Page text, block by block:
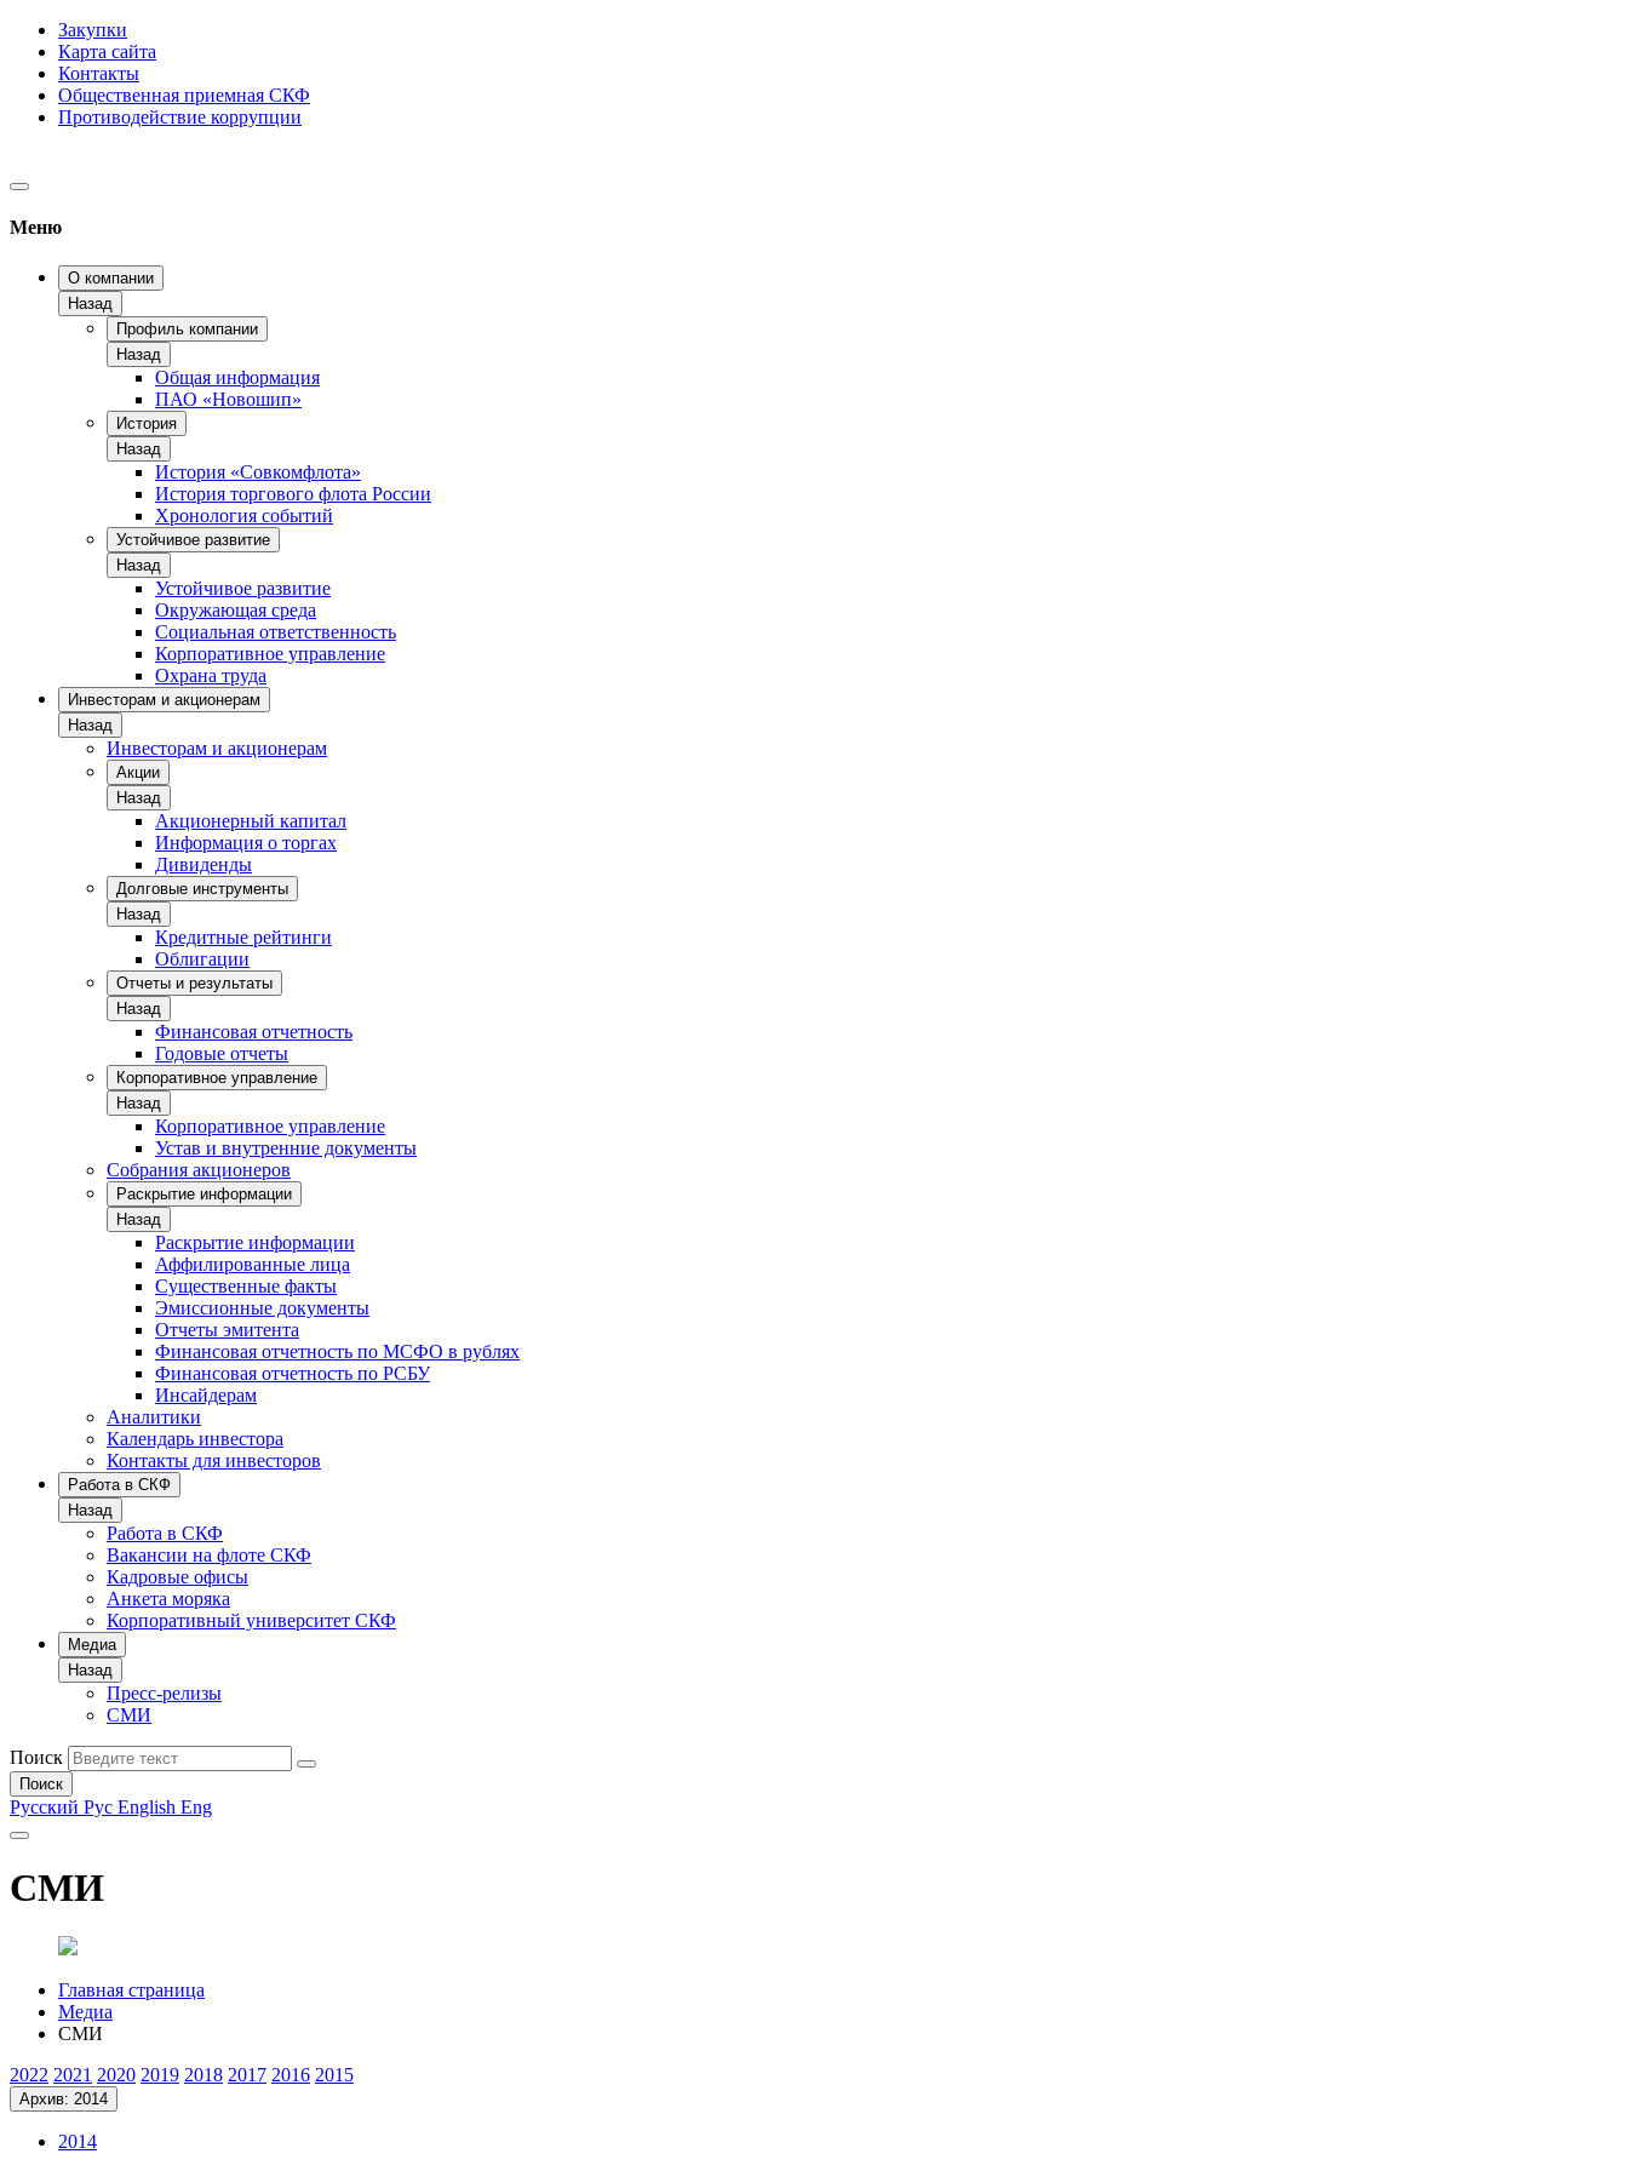
Закупки
Карта сайта
Контакты
Общественная приемная СКФ
Противодействие коррупции
Меню
О компании
Назад
Профиль компании
Назад
Общая информация
ПАО «Новошип»
История
Назад
История «Совкомфлота»
История торгового флота России
Хронология событий
Устойчивое развитие
Назад
Устойчивое развитие
Окружающая среда
Социальная ответственность
Корпоративное управление
Охрана труда
Инвесторам и акционерам
Назад
Инвесторам и акционерам
Акции
Назад
Акционерный капитал
Информация о торгах
Дивиденды
Долговые инструменты
Назад
Кредитные рейтинги
Облигации
Отчеты и результаты
Назад
Финансовая отчетность
Годовые отчеты
Корпоративное управление
Назад
Корпоративное управление
Устав и внутренние документы
Собрания акционеров
Раскрытие информации
Назад
Раскрытие информации
Аффилированные лица
Существенные факты
Эмиссионные документы
Отчеты эмитента
Финансовая отчетность по МСФО в рублях
Финансовая отчетность по РСБУ
Инсайдерам
Аналитики
Календарь инвестора
Контакты для инвесторов
Работа в СКФ
Назад
Работа в СКФ
Вакансии на флоте СКФ
Кадровые офисы
Анкета моряка
Корпоративный университет СКФ
Медиа
Назад
Пресс-релизы
СМИ
Поиск
Поиск
Русский Рус English Eng
СМИ
Главная страница
Медиа
СМИ
2022 2021 2020 2019 2018 2017 2016 2015
Архив: 2014
2014